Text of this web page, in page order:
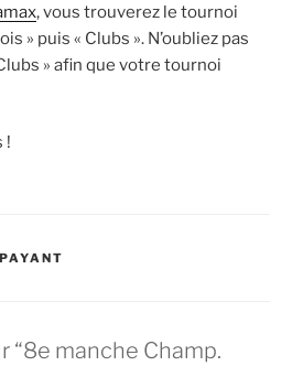
, vous trouverez le tournoi
» puis « Clubs ». N’oubliez pas
» afin que votre tournoi
!
“8e manche Champ.